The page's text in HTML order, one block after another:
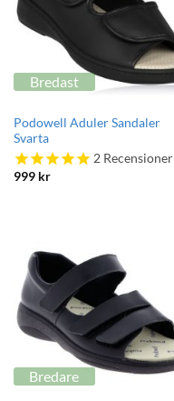
Bredast
Podowell Aduler Sandaler
Svarta
2Recensioner
999 kr
Bredare